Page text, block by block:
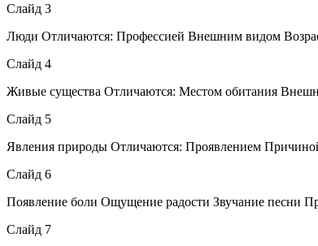
Слайд 3
Люди Отличаются: Профессией Внешним видом
Слайд 4
Живые существа Отличаются: Местом обитания
Слайд 5
Явления природы Отличаются: Проявлением
Слайд 6
Появление боли Ощущение радости Звучание песни
Слайд 7